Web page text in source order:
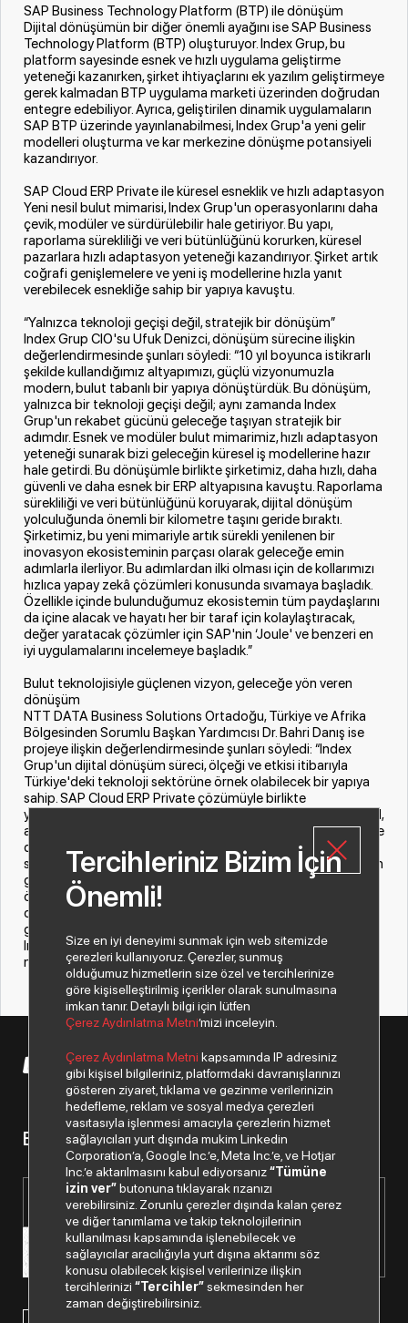
SAP Business Technology Platform (BTP) ile dönüşüm
Dijital dönüşümün bir diğer önemli ayağını ise SAP Business
Technology Platform (BTP) oluşturuyor. Index Grup, bu
platform sayesinde esnek ve hızlı uygulama geliştirme
yeteneği kazanırken, şirket ihtiyaçlarını ek yazılım geliştirmeye
gerek kalmadan BTP uygulama marketi üzerinden doğrudan
entegre edebiliyor. Ayrıca, geliştirilen dinamik uygulamaların
SAP BTP üzerinde yayınlanabilmesi, Index Grup'a yeni gelir
modelleri oluşturma ve kar merkezine dönüşme potansiyeli
kazandırıyor.
SAP Cloud ERP Private ile küresel esneklik ve hızlı adaptasyon
Yeni nesil bulut mimarisi, Index Grup'un operasyonlarını daha
çevik, modüler ve sürdürülebilir hale getiriyor. Bu yapı,
raporlama sürekliliği ve veri bütünlüğünü korurken, küresel
pazarlara hızlı adaptasyon yeteneği kazandırıyor. Şirket artık
coğrafi genişlemelere ve yeni iş modellerine hızla yanıt
verebilecek esnekliğe sahip bir yapıya kavuştu.
“Yalnızca teknoloji geçişi değil, stratejik bir dönüşüm”
Index Grup CIO'su Ufuk Denizci, dönüşüm sürecine ilişkin
değerlendirmesinde şunları söyledi: “10 yıl boyunca istikrarlı
şekilde kullandığımız altyapımızı, güçlü vizyonumuzla
modern, bulut tabanlı bir yapıya dönüştürdük. Bu dönüşüm,
yalnızca bir teknoloji geçişi değil; aynı zamanda Index
Grup'un rekabet gücünü geleceğe taşıyan stratejik bir
adımdır. Esnek ve modüler bulut mimarimiz, hızlı adaptasyon
yeteneği sunarak bizi geleceğin küresel iş modellerine hazır
hale getirdi. Bu dönüşümle birlikte şirketimiz, daha hızlı, daha
güvenli ve daha esnek bir ERP altyapısına kavuştu. Raporlama
sürekliliği ve veri bütünlüğünü koruyarak, dijital dönüşüm
yolculuğunda önemli bir kilometre taşını geride bıraktı.
Şirketimiz, bu yeni mimariyle artık sürekli yenilenen bir
inovasyon ekosisteminin parçası olarak geleceğe emin
adımlarla ilerliyor. Bu adımlardan ilki olması için de kollarımızı
hızlıca yapay zekâ çözümleri konusunda sıvamaya başladık.
Özellikle içinde bulunduğumuz ekosistemin tüm paydaşlarını
da içine alacak ve hayatı her bir taraf için kolaylaştıracak,
değer yaratacak çözümler için SAP'nin ‘Joule' ve benzeri en
iyi uygulamalarını incelemeye başladık.”
Bulut teknolojisiyle güçlenen vizyon, geleceğe yön veren
dönüşüm
NTT DATA Business Solutions Ortadoğu, Türkiye ve Afrika
Bölgesinden Sorumlu Başkan Yardımcısı Dr. Bahri Danış ise
projeye ilişkin değerlendirmesinde şunları söyledi: “Index
Grup'un dijital dönüşüm süreci, ölçeği ve etkisi itibarıyla
Türkiye'deki teknoloji sektörüne örnek olabilecek bir yapıya
sahip. SAP Cloud ERP Private çözümüyle birlikte
yürüttüğümüz bu proje, sadece sistemsel bir yenilenme değil,
aynı zamanda Index Grup'un gelecekteki büyüme hedeflerine
daha çevik ve entegre bir şekilde ilerlemesini sağlayan
stratejik bir adım oldu. Proje boyunca ekipler arasında kurulan
güçlü iletişim ve ortak vizyon, bu başarılı dönüşümün en
önemli unsurlarını oluşturdu. Biz NTT DATA olarak, iş
ortaklarımızın bugünkü ihtiyaçlarının ötesine geçerek
geleceğe hazırlanmalarına katkı sağlamayı amaçlıyoruz.
Index Grup ile birlikte bu hedefe ulaşmış olmaktan büyük
mutluluk duyuyoruz.”
© 2026 Copyright Despec A.Ş. Tüm hakları saklıdır.
Bizden haberiniz olsun.
Paylaştığım kişisel verilerimin işlenmesi hususunda
Tercihleriniz Bizim İçin
Önemli!
Size en iyi deneyimi sunmak için web sitemizde
çerezleri kullanıyoruz. Çerezler, sunmuş
olduğumuz hizmetlerin size özel ve tercihlerinize
göre kişiselleştirilmiş içerikler olarak sunulmasına
imkan tanır. Detaylı bilgi için lütfen
Çerez Aydınlatma Metni’mizi inceleyin.
Çerez Aydınlatma Metni kapsamında IP adresiniz
gibi kişisel bilgileriniz, platformdaki davranışlarınızı
gösteren ziyaret, tıklama ve gezinme verilerinizin
hedefleme, reklam ve sosyal medya çerezleri
vasıtasıyla işlenmesi amacıyla çerezlerin hizmet
sağlayıcıları yurt dışında mukim Linkedin
Corporation’a, Google Inc.’e, Meta Inc.’e, ve Hotjar
Inc.’e aktarılmasını kabul ediyorsanız“Tümüne
izin ver”butonuna tıklayarak rızanızı
verebilirsiniz. Zorunlu çerezler dışında kalan çerez
ve diğer tanımlama ve takip teknolojilerinin
kullanılması kapsamında işlenebilecek ve
sağlayıcılar aracılığıyla yurt dışına aktarımı söz
konusu olabilecek kişisel verilerinize ilişkin
tercihlerinizi“Tercihler”sekmesinden her
zaman değiştirebilirsiniz.